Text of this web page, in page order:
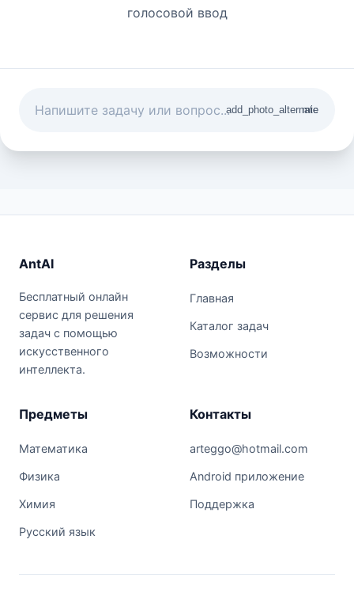
голосовой ввод
add_photo_alternate
mic
AntAI
Бесплатный онлайн
сервис для решения
задач с помощью
искусственного
интеллекта.
Разделы
Главная
Каталог задач
Возможности
Предметы
Математика
Физика
Химия
Русский язык
Контакты
arteggo@hotmail.com
Android приложение
Поддержка